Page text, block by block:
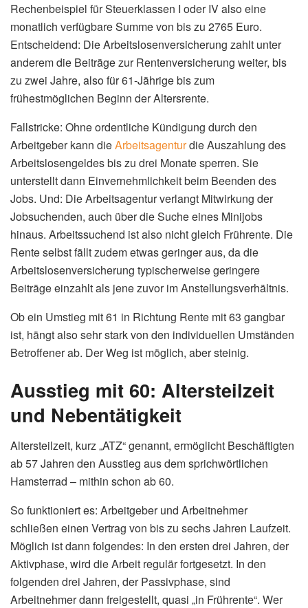
Rechenbeispiel für Steuerklassen I oder IV also eine
monatlich verfügbare Summe von bis zu 2765 Euro.
Entscheidend: Die Arbeitslosenversicherung zahlt unter
anderem die Beiträge zur Rentenversicherung weiter, bis
zu zwei Jahre, also für 61-Jährige bis zum
frühestmöglichen Beginn der Altersrente.
Fallstricke: Ohne ordentliche Kündigung durch den
Arbeitgeber kann dieArbeitsagenturdie Auszahlung des
Arbeitslosengeldes bis zu drei Monate sperren. Sie
unterstellt dann Einvernehmlichkeit beim Beenden des
Jobs. Und: Die Arbeitsagentur verlangt Mitwirkung der
Jobsuchenden, auch über die Suche eines Minijobs
hinaus. Arbeitssuchend ist also nicht gleich Frührente. Die
Rente selbst fällt zudem etwas geringer aus, da die
Arbeitslosenversicherung typischerweise geringere
Beiträge einzahlt als jene zuvor im Anstellungsverhältnis.
Ob ein Umstieg mit 61 in Richtung Rente mit 63 gangbar
ist, hängt also sehr stark von den individuellen Umständen
Betroffener ab. Der Weg ist möglich, aber steinig.
Ausstieg mit 60: Altersteilzeit
und Nebentätigkeit
Altersteilzeit, kurz „ATZ“ genannt, ermöglicht Beschäftigten
ab 57 Jahren den Ausstieg aus dem sprichwörtlichen
Hamsterrad – mithin schon ab 60.
So funktioniert es: Arbeitgeber und Arbeitnehmer
schließen einen Vertrag von bis zu sechs Jahren Laufzeit.
Möglich ist dann folgendes: In den ersten drei Jahren, der
Aktivphase, wird die Arbeit regulär fortgesetzt. In den
folgenden drei Jahren, der Passivphase, sind
Arbeitnehmer dann freigestellt, quasi „in Frührente“. Wer